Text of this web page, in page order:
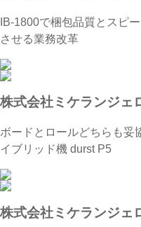
IB-1800で梱包品質とスピ
させる業務改革
株式会社ミケランジェ
ボードとロールどちらも妥
イブリッド機 durst P5
株式会社ミケランジェ